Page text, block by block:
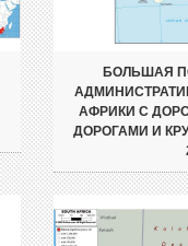
БОЛЬШАЯ
АФРИКИ С
ДОРОГАМИ И